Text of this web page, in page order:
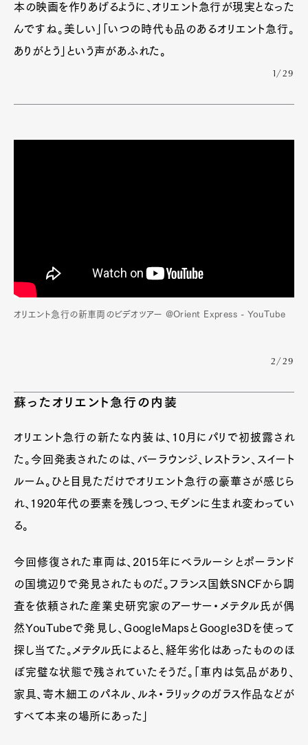
本の映画を作りあげるように、オリエント急行が現実となった
んですね。美しい」「いつの時代も品のあるオリエント急行。
ありがとう」という声があふれた。
1/29
オリエント急行の新車両のビデオツアー @Orient Express - YouTube
2/29
蘇ったオリエント急行の内装
オリエント急行の新たな内装は、10月にパリで初披露され
た。今回発表されたのは、バーラウンジ、レストラン、スイート
ルーム。ひと目見ただけでオリエント急行の豪華さが感じら
れ、1920年代の要素を残しつつ、モダンに生まれ変わってい
る。
今回修復された車両は、2015年にベラルーシとポーランド
の国境辺りで発見されたものだ。フランス国鉄SNCFから調
査を依頼された産業史研究家のアーサー・メテタル氏が偶
然YouTubeで発見し、GoogleMapsとGoogle3Dを使って
探し当てた。メテタル氏によると、経年劣化はあったもののほ
ぼ完璧な状態で残されていたそうだ。「車内は気品があり、
家具、寄木細工のパネル、ルネ・ラリックのガラス作品などが
すべて本来の場所にあった」